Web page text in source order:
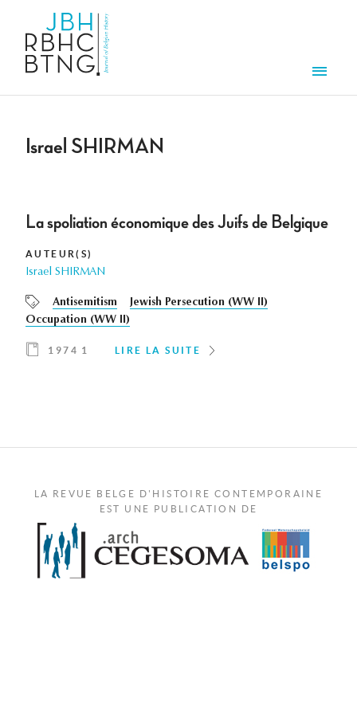
Israel SHIRMAN
La spoliation économique des Juifs de Belgique
AUTEUR(S)
Israel SHIRMAN
Antisemitism
Jewish Persecution (WW II)
Occupation (WW II)
1974 1 LIRE LA SUITE
LA REVUE BELGE D'HISTOIRE CONTEMPORAINE
EST UNE PUBLICATION DE